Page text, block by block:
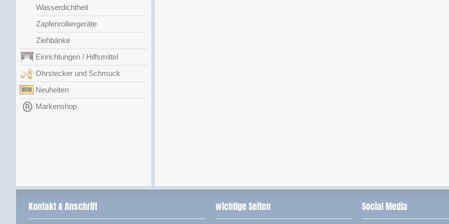
Wasserdichtheit
Zapfenrolliergeräte
Ziehbänke
Einrichtungen / Hilfsmittel
Ohrstecker und Schmuck
Neuheiten
Markenshop
Kontakt & Anschrift wichtige Seiten Social Media